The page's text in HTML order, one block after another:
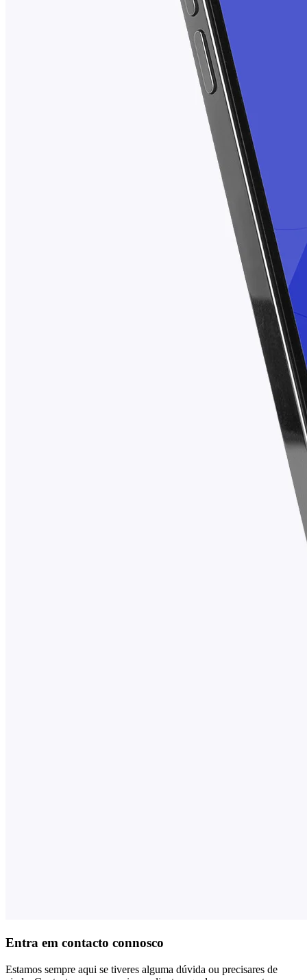
Entra em contacto connosco
Estamos sempre aqui se tiveres alguma dúvida ou precisares de